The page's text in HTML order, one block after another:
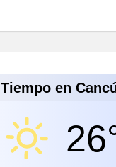
Tiempo en